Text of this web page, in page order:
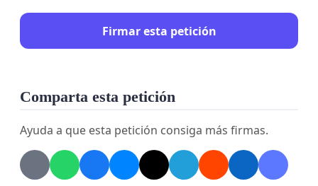
Firmar esta petición
Comparta esta petición
Ayuda a que esta petición consiga más firmas.